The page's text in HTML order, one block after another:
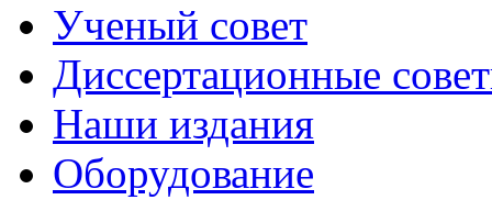
Ученый совет
Диссертационные
Наши издания
Оборудование